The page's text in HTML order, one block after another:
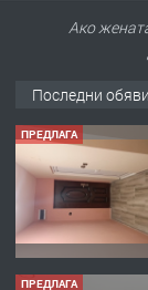
Ако
Последни обяви
ПРЕДЛАГА
ПРЕДЛАГА